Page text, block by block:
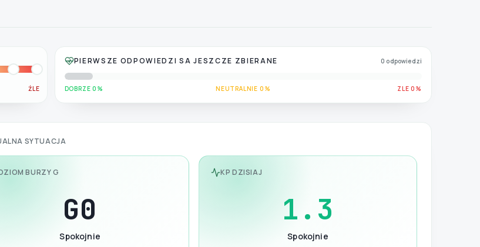
ŹLE
PIERWSZE ODPOWIEDZI SA JESZCZE ZBIERANE 0 odpowiedzi
DOBRZE 0% NEUTRALNIE 0% ZLE 0%
SYTUACJA
BURZY G
G0
Spokojnie
KP DZISIAJ
1.3
Spokojnie